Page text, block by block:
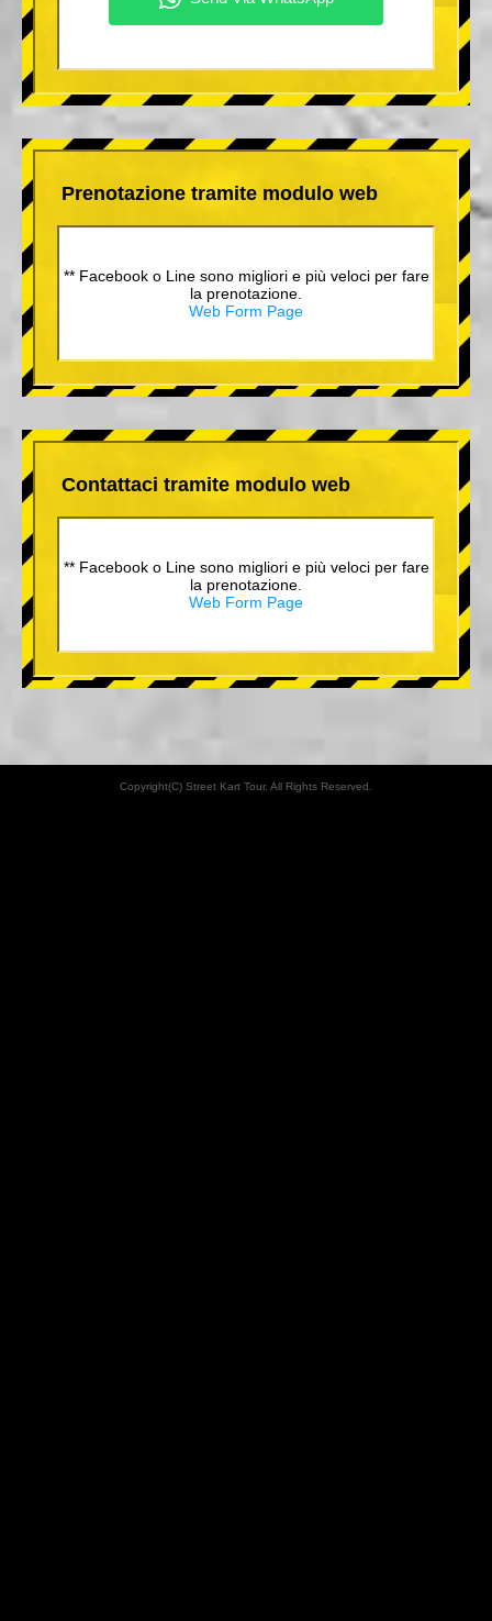
Prenotazione tramite modulo web
** Facebook o Line sono migliori e più veloci per fare
la prenotazione.
Web Form Page
Contattaci tramite modulo web
** Facebook o Line sono migliori e più veloci per fare
la prenotazione.
Web Form Page
Copyright(C) Street Kart Tour. All Rights Reserved.